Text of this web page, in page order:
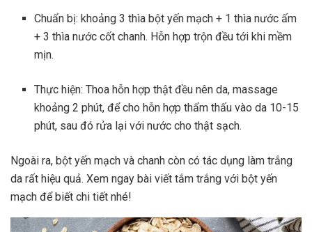
Chuẩn bị: khoảng 3 thìa bột yến mạch + 1 thìa nước ấm
+ 3 thìa nước cốt chanh. Hỗn hợp trộn đều tới khi mềm
mịn.
Thực hiện: Thoa hỗn hợp thật đều nên da, massage
khoảng 2 phút, để cho hỗn hợp thẩm thấu vào da 10-15
phút, sau đó rửa lại với nước cho thật sạch.
Ngoài ra, bột yến mạch và chanh còn có tác dụng làm trắng
da rất hiệu quả. Xem ngay bài viết tắm trắng với bột yến
mạch để biết chi tiết nhé!